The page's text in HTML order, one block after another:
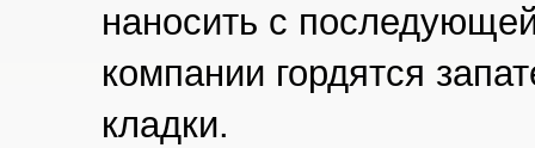
наносить с
компании гордятся
кладки.